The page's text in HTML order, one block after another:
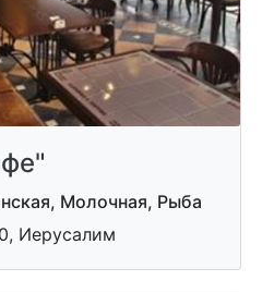
Молочная, Рыба
Иерусалим